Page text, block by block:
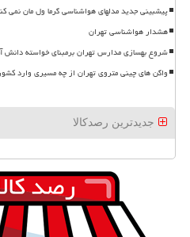
پیشبینی جدید مدلهای هواشناسی گرما ول مان نمی
هشدار هواشناسی تهران
شروع بهسازی مدارس تهران برمبنای خواسته دانش
واگن های چینی متروی تهران از چه مسیری وارد
جدیدترین رصدکالا